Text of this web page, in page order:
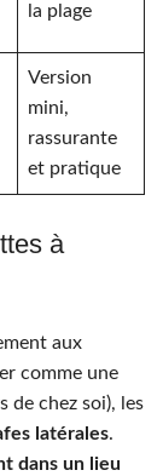
la plage
Version
mini,
rassurante
et pratique
à
aux
comme une
de chez soi), les
latérales.
dans un lieu